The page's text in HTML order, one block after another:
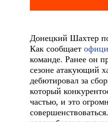
Донецкий Шахтер
Как сообщает
команде. Ранее он
сезоне атакующий
дебютировал за
который
частью, и это
совершенствоваться.